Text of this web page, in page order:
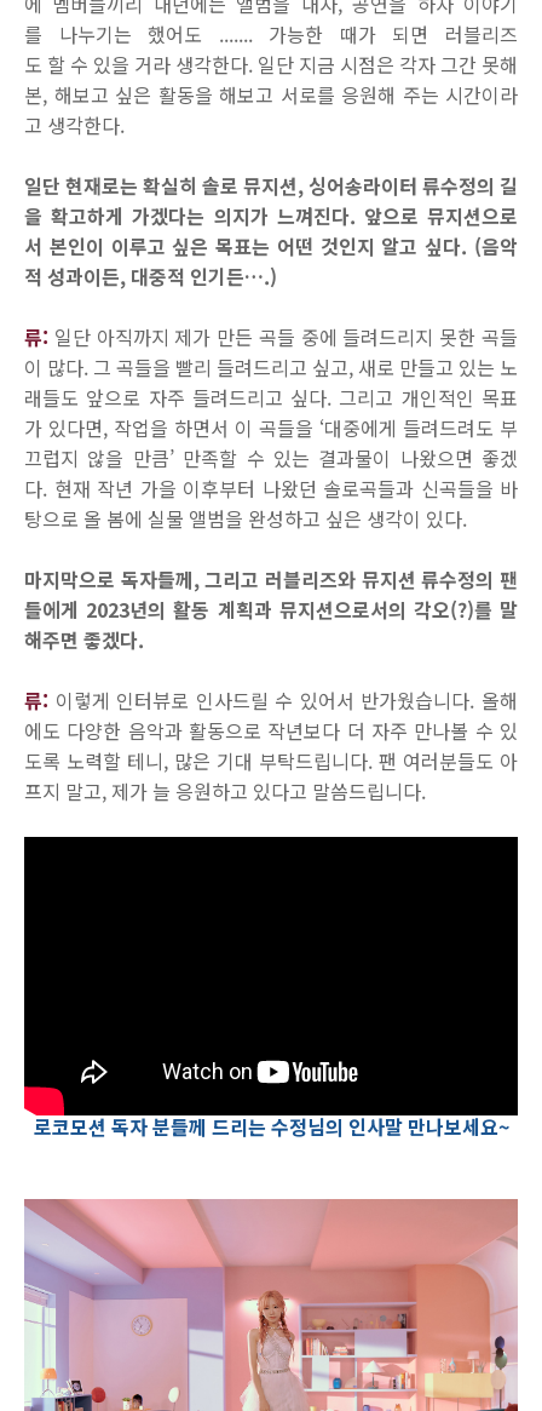
를 나누기는 했어도 ....... 가능한 때가 되면 러블리즈
도 할 수 있을 거라 생각한다. 일단 지금 시점은 각자 그간 못해
본, 해보고 싶은 활동을 해보고 서로를 응원해 주는 시간이라
고 생각한다.
일단 현재로는 확실히 솔로 뮤지션, 싱어송라이터 류수정의 길
을 확고하게 가겠다는 의지가 느껴진다. 앞으로 뮤지션으로
서 본인이 이루고 싶은 목표는 어떤 것인지 알고 싶다. (음악
적 성과이든, 대중적 인기든….)
류: 일단 아직까지 제가 만든 곡들 중에 들려드리지 못한 곡들
이 많다. 그 곡들을 빨리 들려드리고 싶고, 새로 만들고 있는 노
래들도 앞으로 자주 들려드리고 싶다. 그리고 개인적인 목표
가 있다면, 작업을 하면서 이 곡들을 ‘대중에게 들려드려도 부
끄럽지 않을 만큼’ 만족할 수 있는 결과물이 나왔으면 좋겠
다. 현재 작년 가을 이후부터 나왔던 솔로곡들과 신곡들을 바
탕으로 올 봄에 실물 앨범을 완성하고 싶은 생각이 있다.
마지막으로 독자들께, 그리고 러블리즈와 뮤지션 류수정의 팬
들에게 2023년의 활동 계획과 뮤지션으로서의 각오(?)를 말
해주면 좋겠다.
류: 이렇게 인터뷰로 인사드릴 수 있어서 반가웠습니다. 올해
에도 다양한 음악과 활동으로 작년보다 더 자주 만나볼 수 있
도록 노력할 테니, 많은 기대 부탁드립니다. 팬 여러분들도 아
프지 말고, 제가 늘 응원하고 있다고 말씀드립니다.
로코모션 독자 분들께 드리는 수정님의 인사말 만나보세요~